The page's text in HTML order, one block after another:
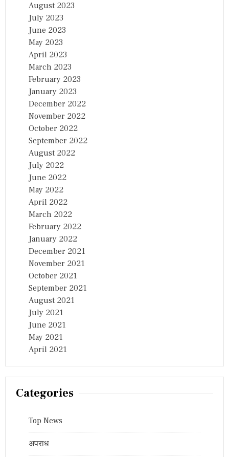
August 2023
July 2023
June 2023
May 2023
April 2023
March 2023
February 2023
January 2023
December 2022
November 2022
October 2022
September 2022
August 2022
July 2022
June 2022
May 2022
April 2022
March 2022
February 2022
January 2022
December 2021
November 2021
October 2021
September 2021
August 2021
July 2021
June 2021
May 2021
April 2021
Categories
Top News
अपराध